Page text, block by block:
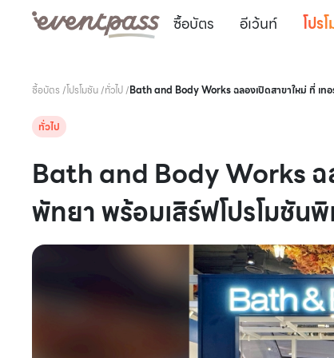
ซื้อบัตร อีเว้นท์ โปร
ซื้อบัตร /โปรโมชัน/ทั่วไป/Bath and Body Works ฉลองเปิดสาขาใหม่ ที่ เ
ทั่วไป
Bath and Body Works ฉ
พัทยา พร้อมเสิร์ฟโปรโมชัน